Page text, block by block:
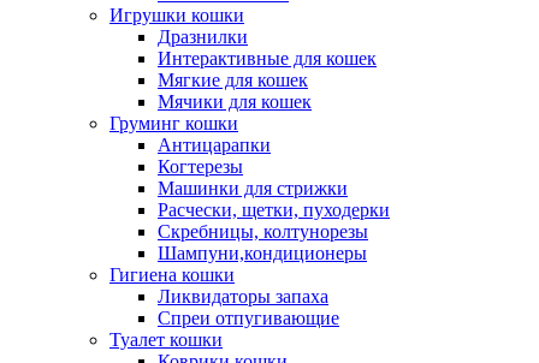
Игрушки кошки
Дразнилки
Интерактивные для кошек
Мягкие для кошек
Мячики для кошек
Груминг кошки
Антицарапки
Когтерезы
Машинки для стрижки
Расчески, щетки, пуходерки
Скребницы, колтунорезы
Шампуни,кондиционеры
Гигиена кошки
Ликвидаторы запаха
Спреи отпугивающие
Туалет кошки